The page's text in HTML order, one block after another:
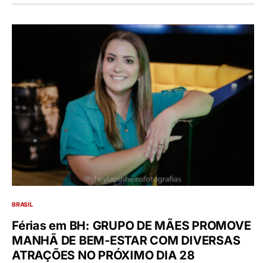
BRASIL
Férias em BH: GRUPO DE MÃES PROMOVE
MANHÃ DE BEM-ESTAR COM DIVERSAS
ATRAÇÕES NO PRÓXIMO DIA 28